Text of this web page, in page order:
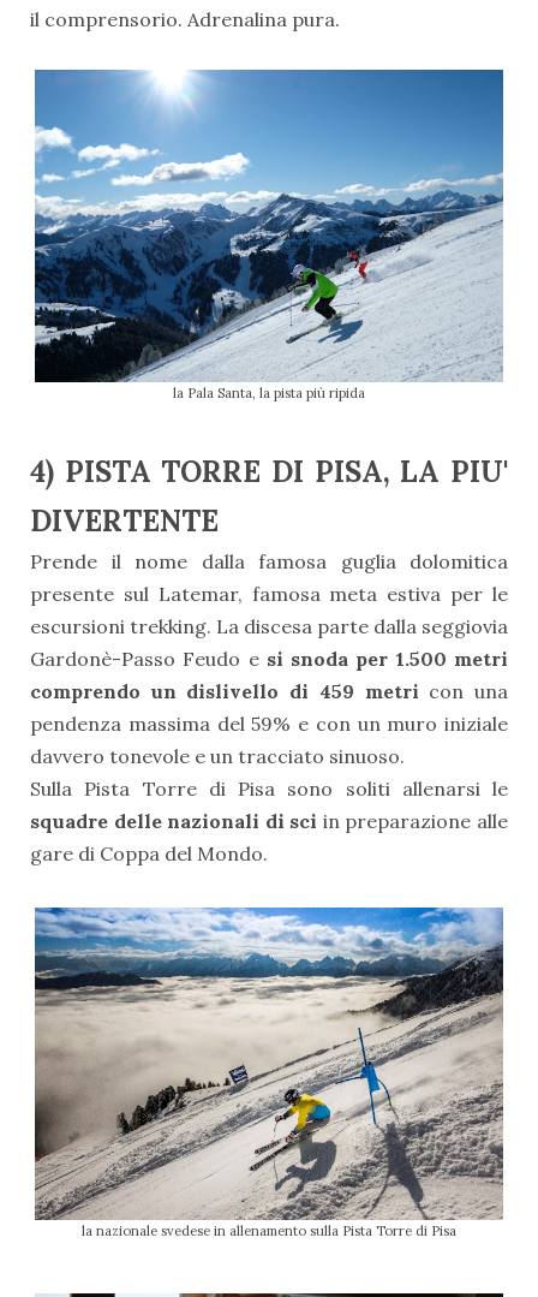
il comprensorio. Adrenalina pura.
la Pala Santa, la pista più ripida
4) PISTA TORRE DI PISA, LA PIU'
DIVERTENTE
Prende il nome dalla famosa guglia dolomitica
presente sul Latemar, famosa meta estiva per le
escursioni trekking. La discesa parte dalla seggiovia
Gardonè-Passo Feudo e si snoda per 1.500 metri
comprendo un dislivello di 459 metri con una
pendenza massima del 59% e con un muro iniziale
davvero tonevole e un tracciato sinuoso.
Sulla Pista Torre di Pisa sono soliti allenarsi le
squadre delle nazionali di sci in preparazione alle
gare di Coppa del Mondo.
la nazionale svedese in allenamento sulla Pista Torre di Pisa